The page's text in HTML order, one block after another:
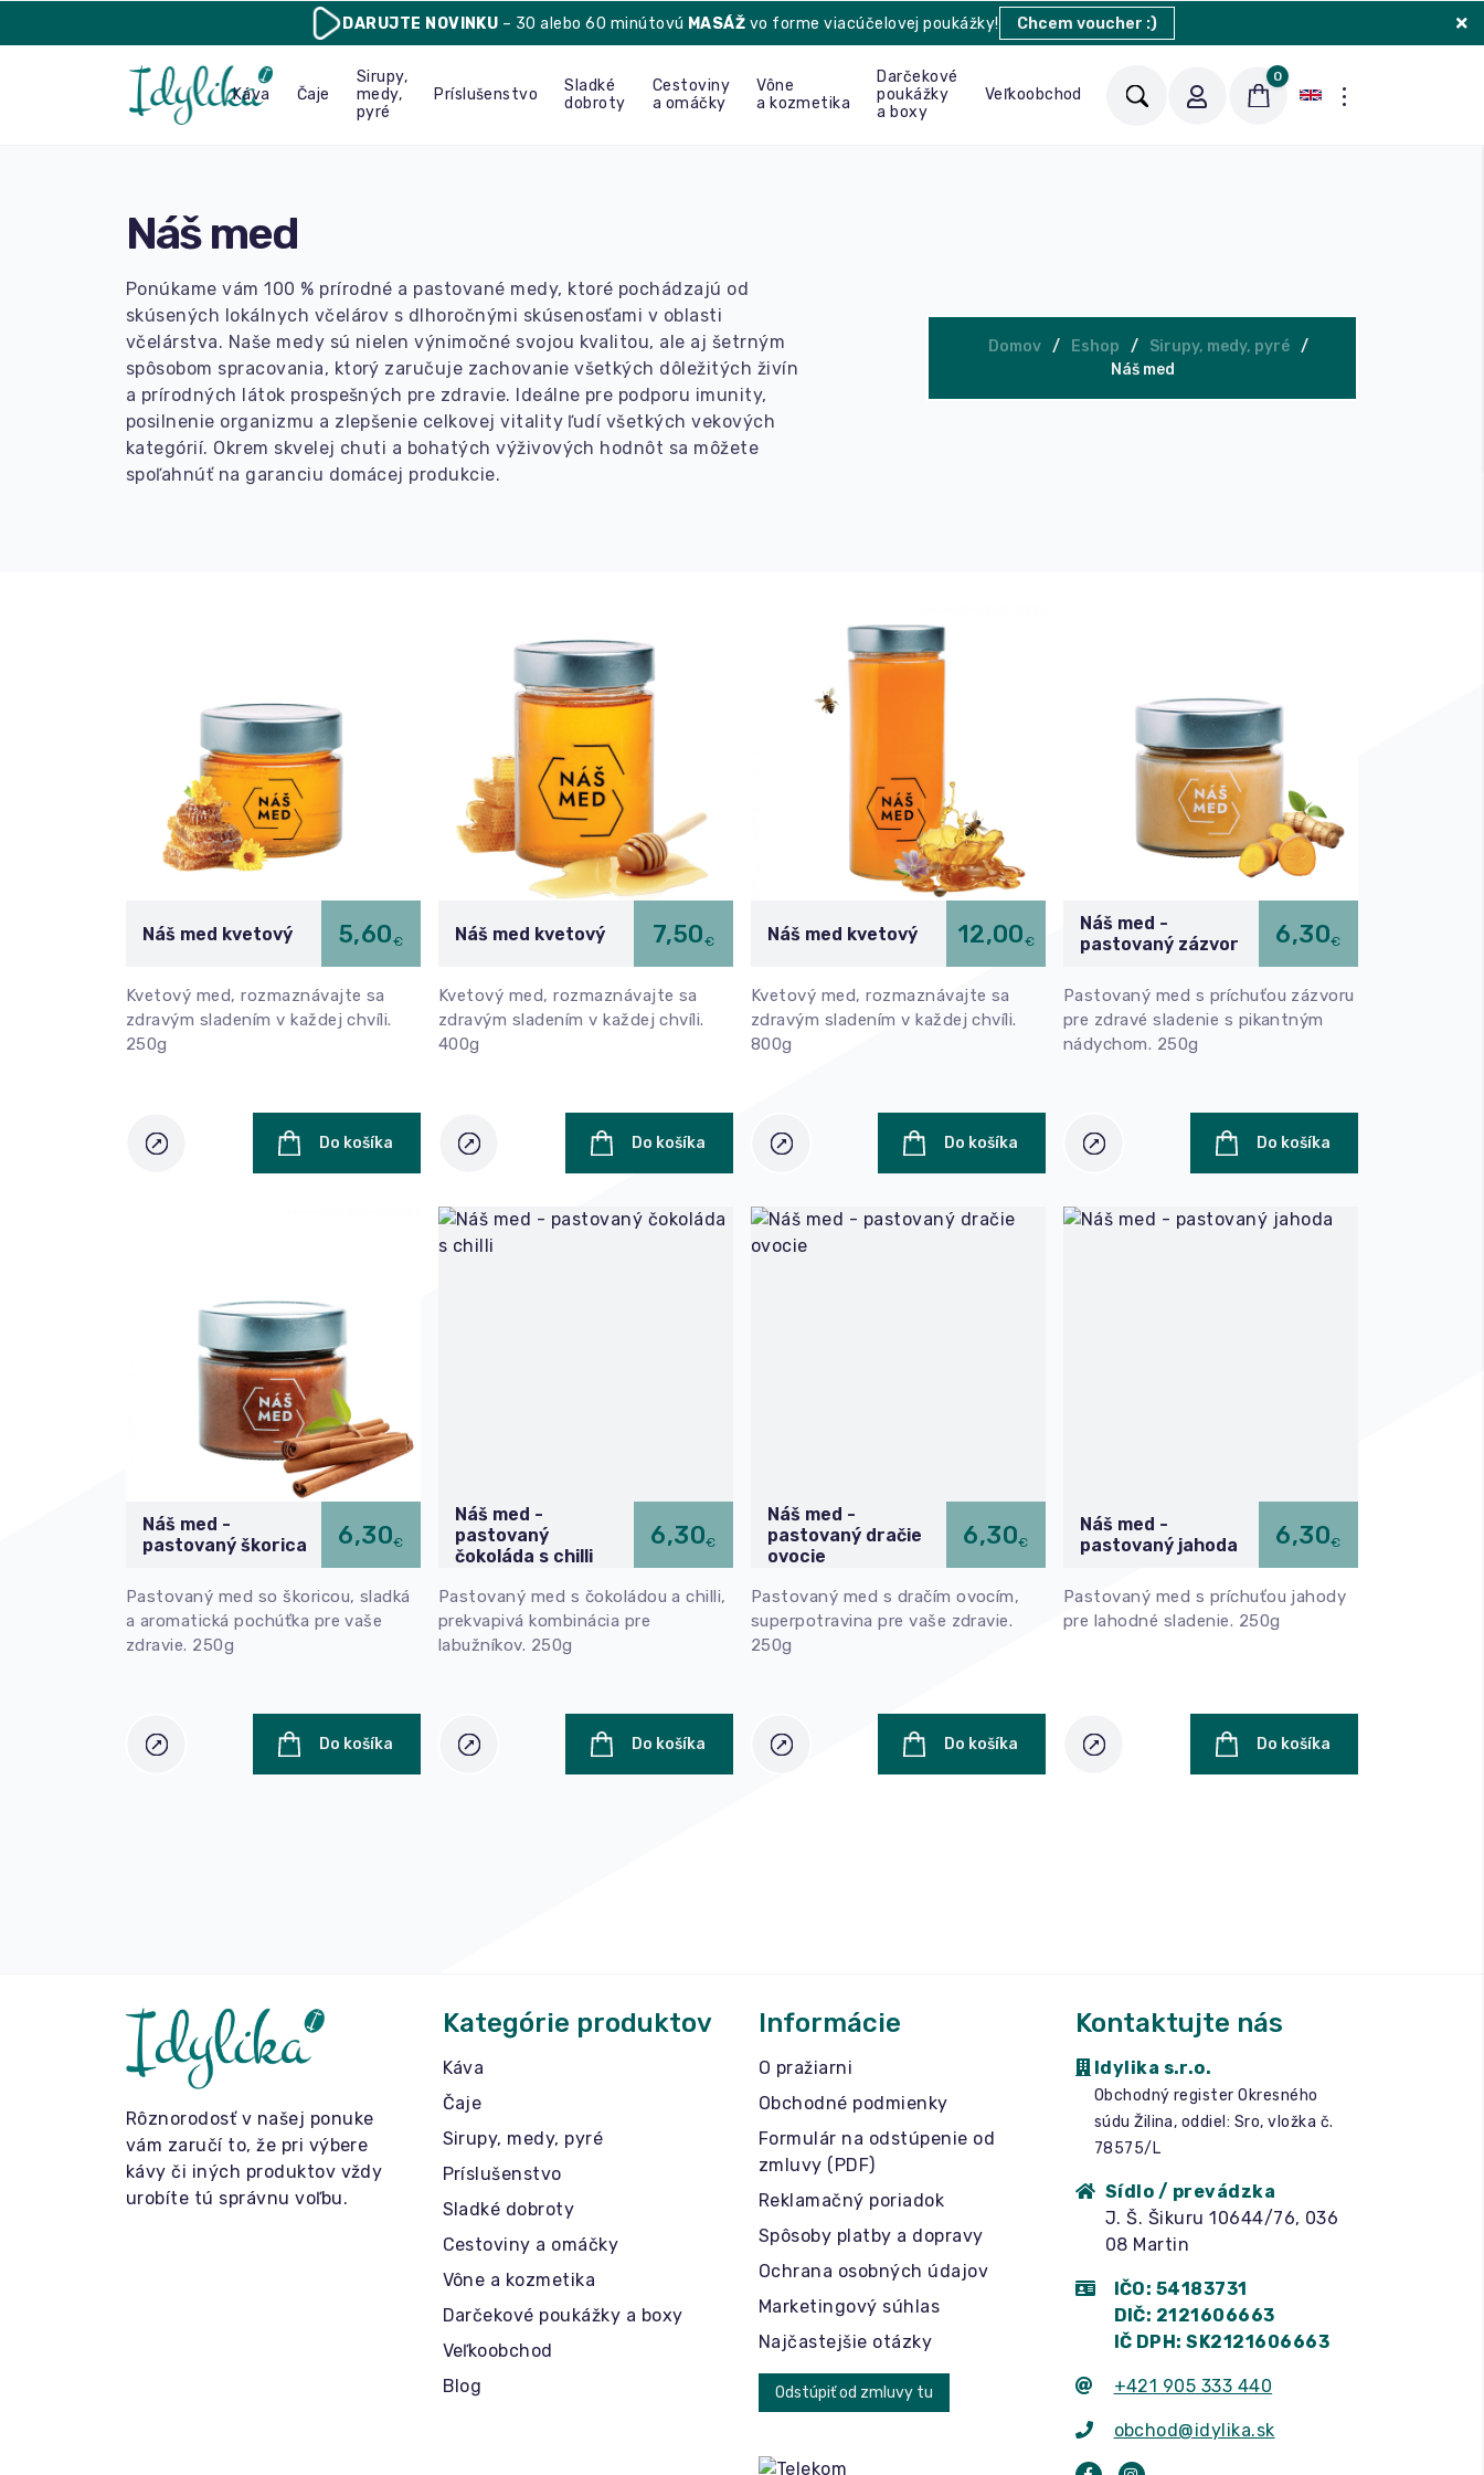
DARUJTE NOVINKU – 30 alebo 60 minútovú MASÁŽ vo forme viacúčelovej poukážky! Chcem voucher :)
Káva Čaje
Sirupy,
medy,
pyré
Príslušenstvo
Sladké
dobroty
Cestoviny
a omáčky
Vône
a kozmetika
Darčekové
poukážky
a boxy
Veľkoobchod Blog Kontakt
0
Náš med
Ponúkame vám 100 % prírodné a pastované medy, ktoré pochádzajú od
skúsených lokálnych včelárov s dlhoročnými skúsenosťami v oblasti
včelárstva. Naše medy sú nielen výnimočné svojou kvalitou, ale aj šetrným
spôsobom spracovania, ktorý zaručuje zachovanie všetkých dôležitých živín
a prírodných látok prospešných pre zdravie. Ideálne pre podporu imunity,
posilnenie organizmu a zlepšenie celkovej vitality ľudí všetkých vekových
kategórií. Okrem skvelej chuti a bohatých výživových hodnôt sa môžete
spoľahnúť na garanciu domácej produkcie.
Domov Eshop
Sirupy, medy, pyré
Náš med
Náš med kvetový 5,60€
Kvetový med, rozmaznávajte sa
zdravým sladením v každej chvíli.
250g
Do košíka
Náš med kvetový 7,50€
Kvetový med, rozmaznávajte sa
zdravým sladením v každej chvíli.
400g
Do košíka
Náš med kvetový 12,00€
Kvetový med, rozmaznávajte sa
zdravým sladením v každej chvíli.
800g
Do košíka
Náš med -
pastovaný zázvor
6,30€
Pastovaný med s príchuťou zázvoru
pre zdravé sladenie s pikantným
nádychom. 250g
Do košíka
Náš med -
pastovaný škorica
6,30€
Pastovaný med so škoricou, sladká
a aromatická pochúťka pre vaše
zdravie. 250g
Do košíka
Náš med -
pastovaný
čokoláda s chilli
6,30€
Pastovaný med s čokoládou a chilli,
prekvapivá kombinácia pre
labužníkov. 250g
Do košíka
Náš med -
pastovaný dračie
ovocie
6,30€
Pastovaný med s dračím ovocím,
superpotravina pre vaše zdravie.
250g
Do košíka
Náš med -
pastovaný jahoda
6,30€
Pastovaný med s príchuťou jahody
pre lahodné sladenie. 250g
Do košíka
Rôznorodosť v našej ponuke
vám zaručí to, že pri výbere
kávy či iných produktov vždy
urobíte tú správnu voľbu.
Kategórie produktov
Káva
Čaje
Sirupy, medy, pyré
Príslušenstvo
Sladké dobroty
Cestoviny a omáčky
Vône a kozmetika
Darčekové poukážky a boxy
Veľkoobchod
Blog
Informácie
O pražiarni
Obchodné podmienky
Formulár na odstúpenie od
zmluvy (PDF)
Reklamačný poriadok
Spôsoby platby a dopravy
Ochrana osobných údajov
Marketingový súhlas
Najčastejšie otázky
Odstúpiť od zmluvy tu
Kontaktujte nás
Idylika s.r.o.
Obchodný register Okresného
súdu Žilina, oddiel: Sro, vložka č.
78575/L
Sídlo / prevádzka
J. Š. Šikuru 10644/76, 036
08 Martin
IČO: 54183731
DIČ: 2121606663
IČ DPH: SK2121606663
+421 905 333 440
obchod@idylika.sk